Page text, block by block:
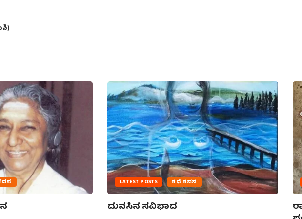
LATEST POSTS ಕಥೆ ಕವನ
ಮನಸಿನ ಸವಿಭಾವ